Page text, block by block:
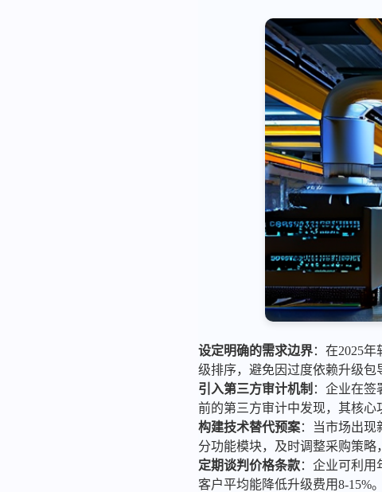
设定明确的需求边界：在2025
级排序，避免因过度依赖升级包
引入第三方审计机制 ：企业在签
前的第三方审计中发现，其核心
构建技术替代预案：当市场出现
分功能模块，及时调整采购策略
定期谈判价格条款：企业可利用
客户平均能降低升级费用8-15%。